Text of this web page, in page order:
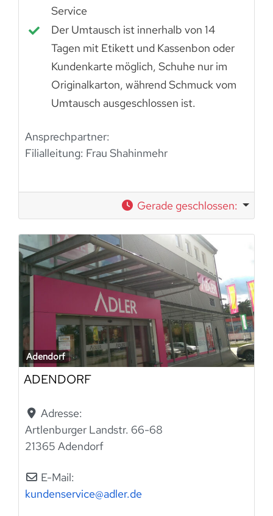
Service
Der Umtausch ist innerhalb von 14
Tagen mit Etikett und Kassenbon oder
Kundenkarte möglich, Schuhe nur im
Originalkarton, während Schmuck vom
Umtausch ausgeschlossen ist.
Ansprechpartner:
Filialleitung: Frau Shahinmehr
Gerade geschlossen:
Adendorf
ADENDORF
Adresse:
Artlenburger Landstr. 66-68
21365 Adendorf
E-Mail:
kundenservice@adler.de